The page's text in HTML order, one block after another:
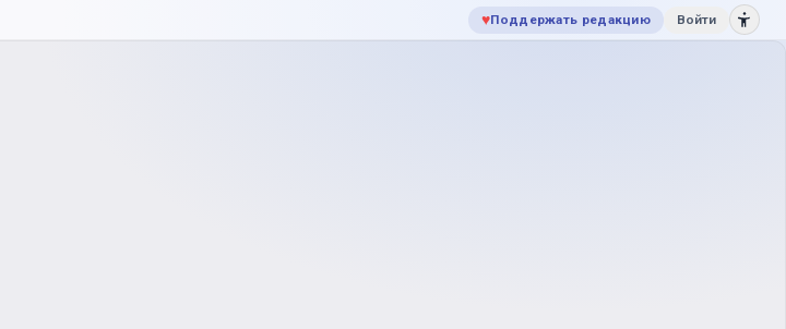
♥Поддержать редакцию Войти